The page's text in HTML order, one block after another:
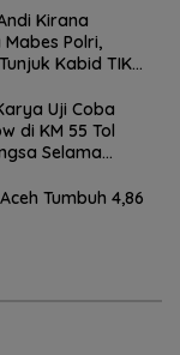
Kirana
Polri,
Kabid TIK
Banda Aceh
Uji Coba
di KM 55 Tol
Selama
Tumbuh 4,86